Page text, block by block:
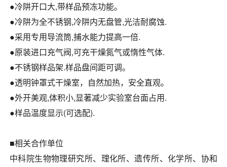
●冷阱开口大,带样品预冻功能。
●冷阱为全不锈钢,冷阱内无盘管,光洁耐腐蚀.
●采用专用导流筒,捕水能力提高一倍.
●原装进口充气阀,可充干燥氮气或惰性气体.
●不锈钢样品架.样品盘间距可调。
●透明钟罩式干燥室，自然加热，安全直观。
●外开美观,体积小,显著减少实验室台面占用.
●样品温度显示(可选配).
■相关合作单位
中科院生物物理研究所、理化所、遗传所、化学所、协和